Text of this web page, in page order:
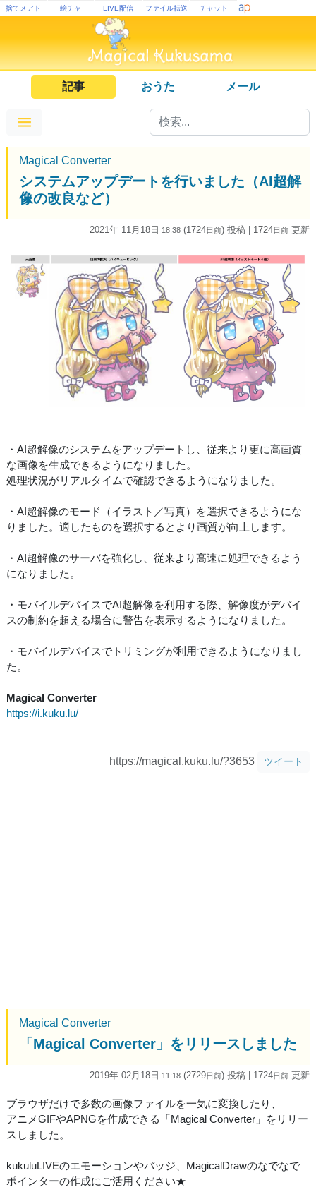
捨てメアド 絵チャ LIVE配信 ファイル転送 チャット
記事 おうた メール
Magical Converter
システムアップデートを行いました（AI超解
像の改良など）
2021年 11月18日 18:38 (1724日前) 投稿 | 1724日前 更新
・AI超解像のシステムをアップデートし、従来より更に高画質
な画像を生成できるようになりました。
処理状況がリアルタイムで確認できるようになりました。
・AI超解像のモード（イラスト／写真）を選択できるようにな
りました。適したものを選択するとより画質が向上します。
・AI超解像のサーバを強化し、従来より高速に処理できるよう
になりました。
・モバイルデバイスでAI超解像を利用する際、解像度がデバイ
スの制約を超える場合に警告を表示するようになりました。
・モバイルデバイスでトリミングが利用できるようになりまし
た。
Magical Converter
https://i.kuku.lu/
https://magical.kuku.lu/?3653 ツイート
Magical Converter
「Magical Converter」をリリースしました
2019年 02月18日 11:18 (2729日前) 投稿 | 1724日前 更新
ブラウザだけで多数の画像ファイルを一気に変換したり、
アニメGIFやAPNGを作成できる「Magical Converter」をリリー
スしました。
kukuluLIVEのエモーションやバッジ、MagicalDrawのなでなで
ポインターの作成にご活用ください★